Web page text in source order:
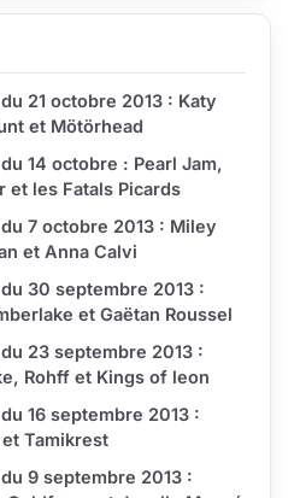
21 octobre 2013 : Katy
et Mötörhead
14 octobre : Pearl Jam,
et les Fatals Picards
7 octobre 2013 : Miley
et Anna Calvi
30 septembre 2013 :
et Gaëtan Roussel
23 septembre 2013 :
Rohff et Kings of leon
16 septembre 2013 :
Tamikrest
9 septembre 2013 :